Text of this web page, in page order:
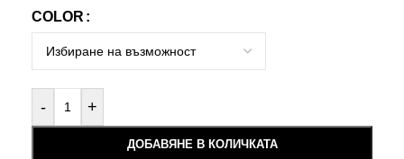
COLOR
- +
ДОБАВЯНЕ В КОЛИЧКАТА